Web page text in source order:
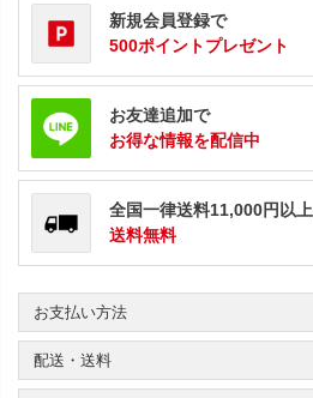
新規会員登録で
500ポイントプレゼント
お友達追加で
お得な情報を配信中
全国一律送料11,000円以上
送料無料
お支払い方法
配送・送料